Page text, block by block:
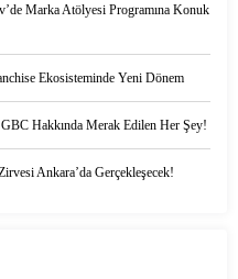
Marka Atölyesi Programına Konuk
Ekosisteminde Yeni Dönem
Hakkında Merak Edilen Her Şey!
Ankara’da Gerçekleşecek!